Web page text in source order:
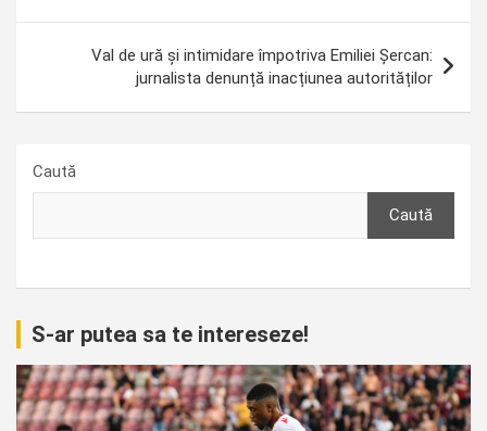
articole
Val de ură și intimidare împotriva Emiliei Șercan:
jurnalista denunță inacțiunea autorităților
Caută
Caută
S-ar putea sa te intereseze!